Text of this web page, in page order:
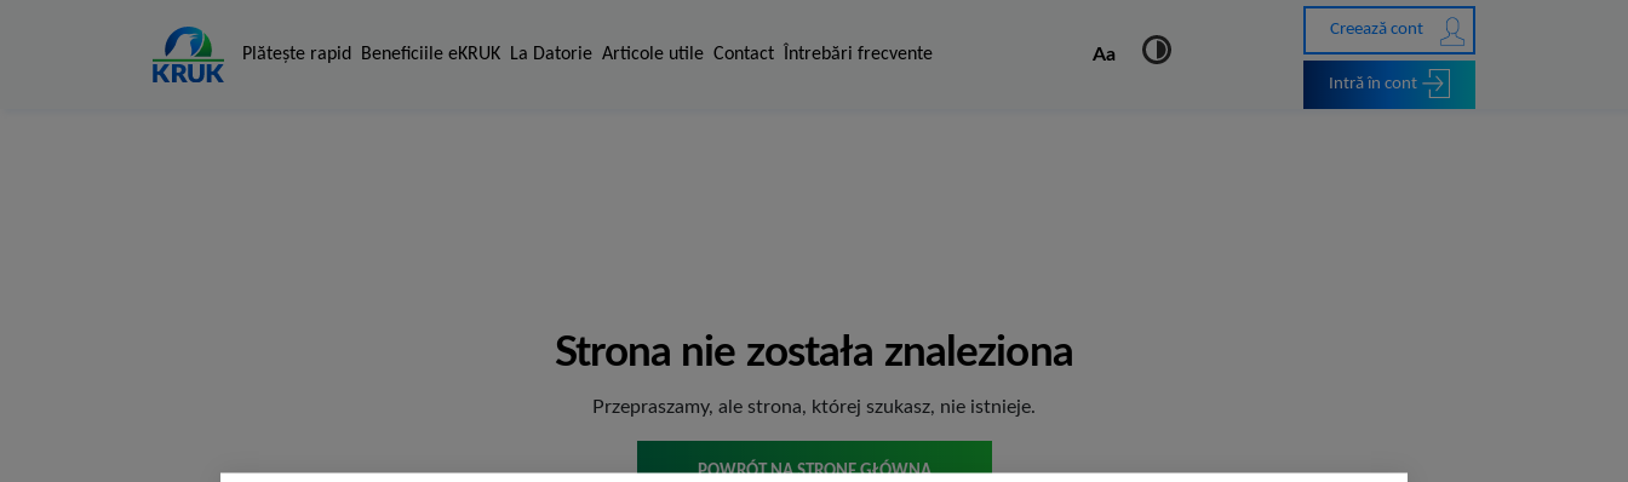
Plăteşte rapid Beneficiile eKRUK La Datorie Articole utile Contact Întrebări frecvente Aa
Creează cont
Intră în cont
Strona nie została znaleziona
Przepraszamy, ale strona, której szukasz, nie istnieje.
POWRÓT NA STRONĘ GŁÓWNĄ